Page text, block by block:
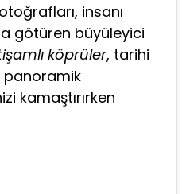
insanı
götüren büyüleyici
köprüler, tarihi
panoramik
kamaştırırken